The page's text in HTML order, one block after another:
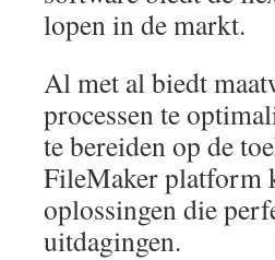
lopen in de markt.
Al met al biedt
processen te
te bereiden op de
FileMaker platform
oplossingen die
uitdagingen.